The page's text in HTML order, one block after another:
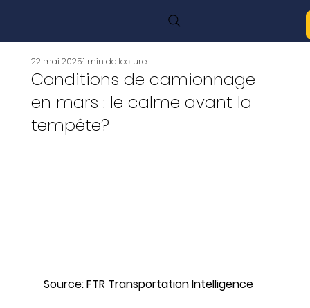
Conditions de camionnage
en mars : le calme avant la
tempête?
22 mai 20251 min de lecture
Source: FTR Transportation Intelligence